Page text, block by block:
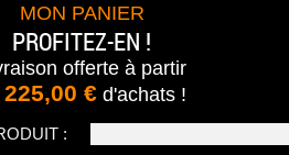
MON PANIER
PROFITEZ-EN !
offerteà partir
225,00 € d'achats !
: